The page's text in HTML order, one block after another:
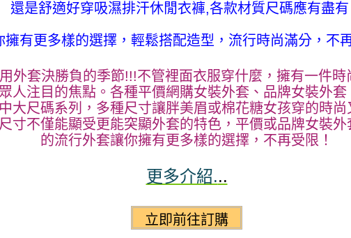
還是舒適好穿吸濕排汗休閒衣褲,各款材質尺碼應有盡有
擁有更多樣的選擇，輕鬆搭配造型，流行時尚滿分，不
外套決勝負的季節!!!不管裡面衣服穿什麼，擁有一件時
人注目的焦點。各種平價網購女裝外套、品牌女裝外套
大尺碼系列，多種尺寸讓胖美眉或棉花糖女孩穿的時尚
寸不僅能顯受更能突顯外套的特色，平價或品牌女裝外
的流行外套讓你擁有更多樣的選擇，不再受限！
更多介紹...